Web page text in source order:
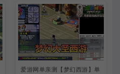
爱游网单亲测【梦幻西游】单